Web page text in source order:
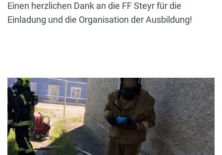
Einen herzlichen Dank an die FF Steyr für die
Einladung und die Organisation der Ausbildung!